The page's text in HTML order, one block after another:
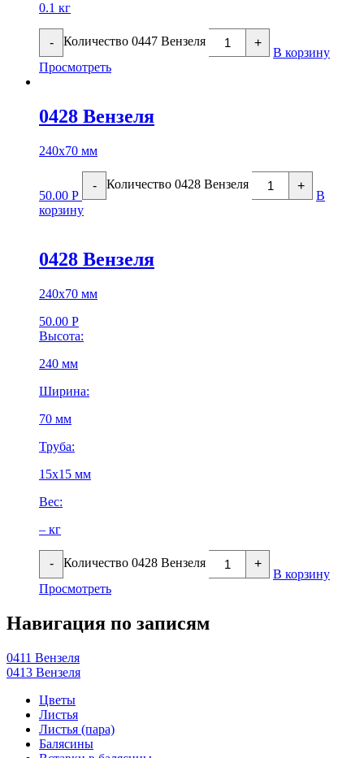
0.1 кг
- Количество 0447 Вензеля +
В корзину
Просмотреть
0428 Вензеля
240х70 мм
50.00 Р
- Количество 0428 Вензеля +
В
корзину
0428 Вензеля
240х70 мм
50.00 Р
Высота:
240 мм
Ширина:
70 мм
Труба:
15х15 мм
Вес:
– кг
- Количество 0428 Вензеля +
В корзину
Просмотреть
Навигация по записям
0411 Вензеля
0413 Вензеля
Цветы
Листья
Листья (пара)
Балясины